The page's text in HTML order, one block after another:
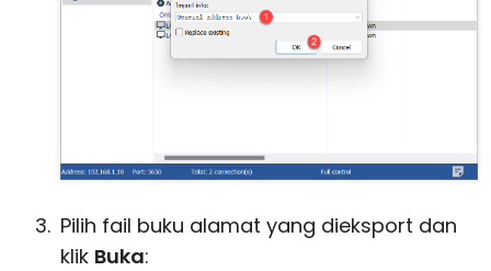
Pilih fail buku alamat yang dieksport dan
klik Buka: